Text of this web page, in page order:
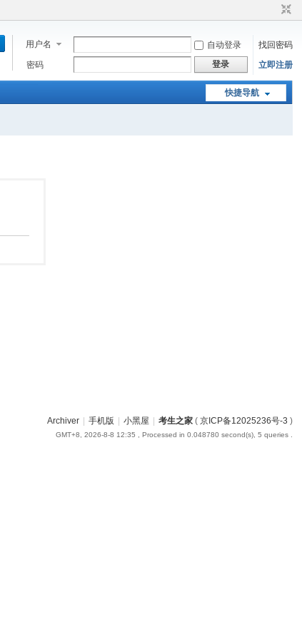
用户名 自动登录
找回密码
密码
登录 立即注册
快捷导航
Archiver 手机版 小黑屋 考生之家( 京ICP备12025236号-3 )
GMT+8, 2026-8-8 12:35 , Processed in 0.048780 second(s), 5 queries .